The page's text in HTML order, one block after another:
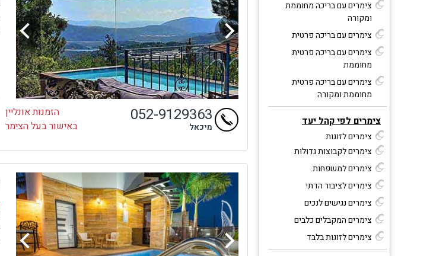
צימרים עם בריכה מחוממת
ומקורה
צימרים עם בריכה פרטית
צימרים עם בריכה פרטית
מחוממת
צימרים עם בריכה פרטית
מחוממת ומקורה
צימרים לפי קהל יעד
צימרים לזוגות
צימרים לקבוצות גדולות
צימרים למשפחות
צימרים לציבור הדתי
צימרים נגישים לנכים
צימרים המקבלים כלבים
צימרים לזוגות בלבד
הזמנות אונליין
באישור בעל הצימר
052-9129363
מיכאל